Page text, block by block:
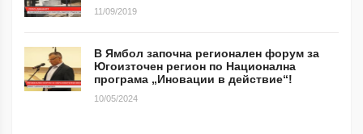
11/09/2019
В Ямбол започна регионален форум за
Югоизточен регион по Национална
програма „Иновации в действие“!
10/05/2024